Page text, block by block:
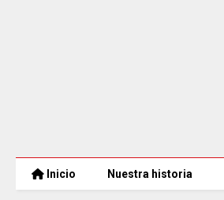
Inicio Nuestra historia